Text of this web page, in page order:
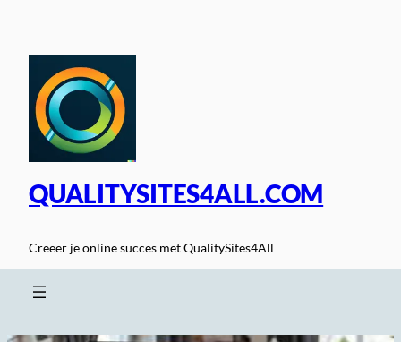
inhoud
QUALITYSITES4ALL.COM
Creëer je online succes met QualitySites4All